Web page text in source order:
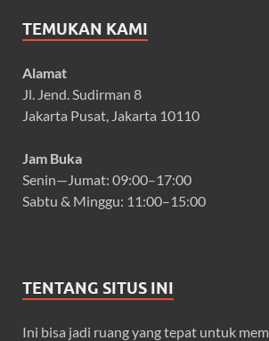
TEMUKAN KAMI
Alamat
Jl. Jend. Sudirman 8
Jakarta Pusat, Jakarta 10110
Jam Buka
Senin—Jumat: 09:00–17:00
Sabtu & Minggu: 11:00–15:00
TENTANG SITUS INI
Ini bisa jadi ruang yang tepat untuk